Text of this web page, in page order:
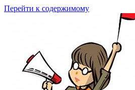
Перейти к содержимому